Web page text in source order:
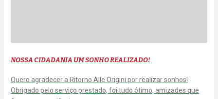
NOSSA CIDADANIA UM SONHO REALIZADO!
Quero agradecer a Ritorno Alle Origini por realizar sonhos!
Obrigado pelo serviço prestado, foi tudo ótimo, amizades que